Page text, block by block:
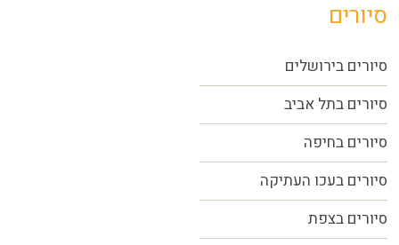
סיורים
סיורים בירושלים
סיורים בתל אביב
סיורים בחיפה
סיורים בעכו העתיקה
סיורים בצפת